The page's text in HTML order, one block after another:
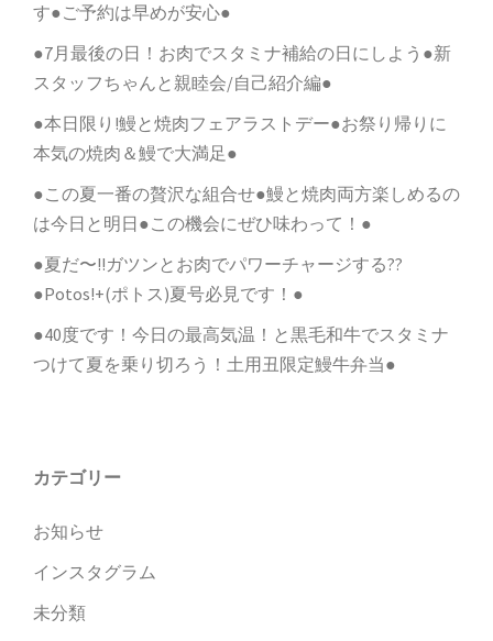
す●ご予約は早めが安心●
●7月最後の日！お肉でスタミナ補給の日にしよう●新
スタッフちゃんと親睦会/自己紹介編●
●本日限り!鰻と焼肉フェアラストデー●お祭り帰りに
本気の焼肉＆鰻で大満足●
●この夏一番の贅沢な組合せ●鰻と焼肉両方楽しめるの
は今日と明日●この機会にぜひ味わって！●
●夏だ〜!!ガツンとお肉でパワーチャージする??
●Potos!+(ポトス)夏号必見です！●
●40度です！今日の最高気温！と黒毛和牛でスタミナ
つけて夏を乗り切ろう！土用丑限定鰻牛弁当●
カテゴリー
お知らせ
インスタグラム
未分類